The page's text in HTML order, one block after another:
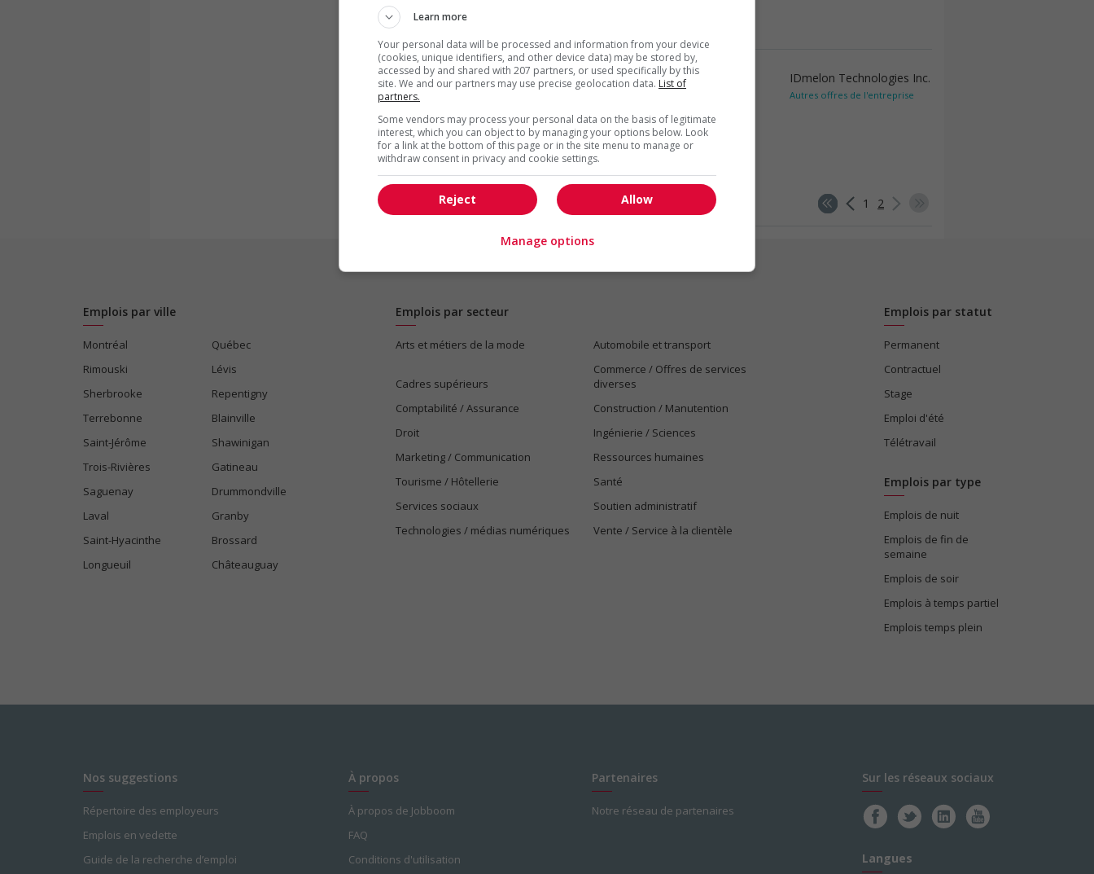
Software development manager
Vancouver, BC
numériques
IDmelon Technologies Inc.
Autres offres de l'entreprise
16 - 21 de 21 résultats 1 2
Emplois par ville
Montréal
Québec
Rimouski
Lévis
Sherbrooke
Repentigny
Terrebonne
Blainville
Saint-Jérôme
Shawinigan
Trois-Rivières
Gatineau
Saguenay
Drummondville
Laval
Granby
Saint-Hyacinthe
Brossard
Longueuil
Châteauguay
Emplois par secteur
Arts et métiers de la mode Automobile et transport
Cadres supérieurs
Commerce / Offres de services
diverses
Comptabilité / Assurance
Construction / Manutention
Droit
Ingénierie / Sciences
Marketing / Communication
Ressources humaines
Tourisme / Hôtellerie
Santé
Services sociaux
Soutien administratif
Technologies / médias numériques
Vente / Service à la clientèle
Emplois par statut
Permanent
Contractuel
Stage
Emploi d'été
Télétravail
Emplois par type
Emplois de nuit
Emplois de fin de
semaine
Emplois de soir
Emplois à temps partiel
Emplois temps plein
Nos suggestions
Répertoire des employeurs
Emplois en vedette
Guide de la recherche d’emploi
À propos
À propos de Jobboom
FAQ
Conditions d'utilisation
Partenaires
Notre réseau de partenaires
Sur les réseaux sociaux
Langues
Learn more
Your personal data will be processed and information from your device
(cookies, unique identifiers, and other device data) may be stored by,
accessed by and shared with 207 partners, or used specifically by this
site. We and our partners may use precise geolocation data. List of
partners.
Some vendors may process your personal data on the basis of legitimate
interest, which you can object to by managing your options below. Look
for a link at the bottom of this page or in the site menu to manage or
withdraw consent in privacy and cookie settings.
Allow
Reject
Manage options